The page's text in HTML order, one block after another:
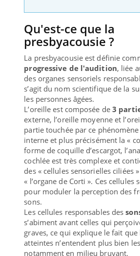
Qu'est-ce que la
presbyacousie ?
La presbyacousie est définie
progressive de l'audition, liée
des organes sensoriels
s’agit du nom scientifique de la
les personnes âgées.
L’oreille est composée de 3
externe, l’oreille moyenne et
partie touchée par ce phénomène
interne et plus précisément la «
forme de coquille d’escargot,
cochlée est très complexe et
des « cellules sensorielles ciliées
« l’organe de Corti ». Ces cellules
pour moduler la perception des
sons.
Les cellules responsables des
s’abiment avant celles qui
graves, ce qui explique le fait que
atteintes n’entendent plus bien
notamment en milieu bruyant.